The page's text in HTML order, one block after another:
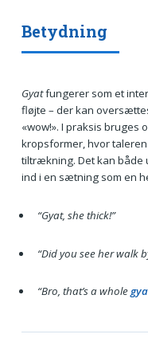
Betydning
Gyatfungerer som et
fløjte – der kan
«wow!». I praksis bruges
kropsformer, hvor
tiltrækning. Det kan både
ind i en sætning som en
“Gyat, she thick!”
“Did you see her walk
“Bro, that’s a whole